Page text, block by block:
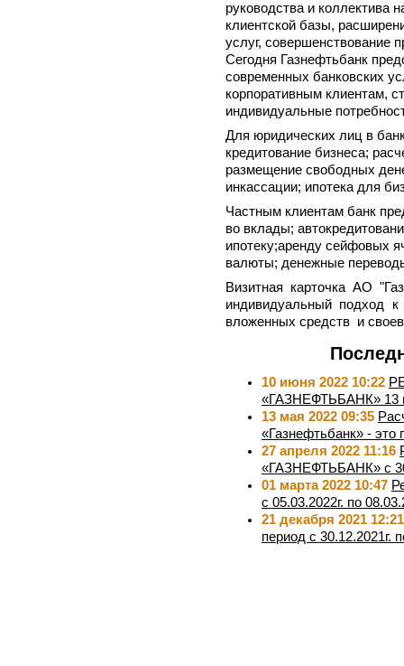
руководства и коллектива
клиентской базы,
услуг, совершенствование
Сегодня Газнефтьбанк
современных банковских
корпоративным клиентам,
индивидуальные
Для юридических лиц в
кредитование бизнеса;
размещение свободных
инкассации; ипотека для
Частным клиентам банк
во вклады;
ипотеку;аренду сейфовых
валюты; денежные
Визитная карточка АО
индивидуальный подход к
вложенных средств и
10 июня 2022 10:22
«ГАЗНЕФТЬБАНК» 13
13 мая 2022 09:35
«Газнефтьбанк» - это
27 апреля 2022 11:16
«ГАЗНЕФТЬБАНК» с
01 марта 2022 10:47
с 05.03.2022г. по
21 декабря 2021 12:21
период с 30.12.2021г.